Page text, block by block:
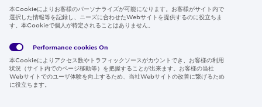
Global
Policy
サイト
約
Region & Language:
Japan | JP
本Cookieによりお客様のパーソナライズが可能になります。お客様がサイト内で
選択した情報等を記録し、ニーズに合わせたWebサイトを提供するのに役立ちま
す。本Cookieで個人が特定されることはありません。
Performance cookies On
本Cookieによりアクセス数やトラフィックソースがカウントでき、お客様の利用
状況（サイト内でのページ移動等）を把握することが出来ます。お客様の当社
Webサイトでのユーザ体験を向上するため、当社Webサイトの改善に繋げるため
に役立ちます。